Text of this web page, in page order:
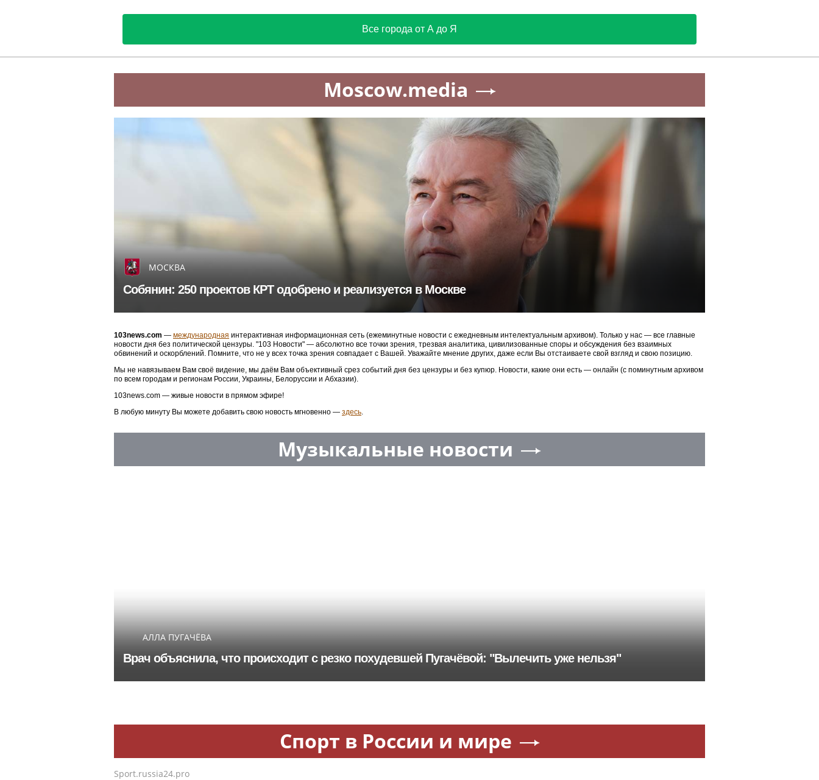
Все города от А до Я
Moscow.media
МОСКВА
Собянин: 250 проектов КРТ одобрено и реализуется в Москве
103news.com — международная интерактивная информационная сеть (ежеминутные новости с ежедневным интелектуальным архивом). Только у нас — все главные
новости дня без политической цензуры. "103 Новости" — абсолютно все точки зрения, трезвая аналитика, цивилизованные споры и обсуждения без взаимных
обвинений и оскорблений. Помните, что не у всех точка зрения совпадает с Вашей. Уважайте мнение других, даже если Вы отстаиваете свой взгляд и свою позицию.
Мы не навязываем Вам своё видение, мы даём Вам объективный срез событий дня без цензуры и без купюр. Новости, какие они есть — онлайн (с поминутным архивом
по всем городам и регионам России, Украины, Белоруссии и Абхазии).
103news.com — живые новости в прямом эфире!
В любую минуту Вы можете добавить свою новость мгновенно — здесь.
Музыкальные новости
АЛЛА ПУГАЧЁВА
Врач объяснила, что происходит с резко похудевшей Пугачёвой: "Вылечить уже нельзя"
Спорт в России и мире
Sport.russia24.pro